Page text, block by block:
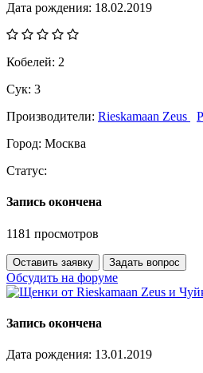
Дата рождения: 18.02.2019
Кобелей: 2
Сук: 3
Производители: Rieskamaan Zeus
Город: Москва
Статус:
Запись окончена
1181 просмотров
Оставить заявку Задать вопрос
Обсудить на форуме
Запись окончена
Дата рождения: 13.01.2019